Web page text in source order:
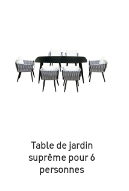
Table de jardin
suprême pour 6
personnes